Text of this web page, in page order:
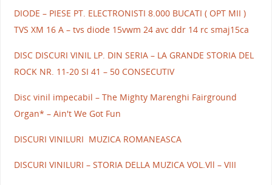
DIODE – PIESE PT. ELECTRONISTI 8.000 BUCATI ( OPT MII )
TVS XM 16 A – tvs diode 15vwm 24 avc ddr 14 rc smaj15ca
DISC DISCURI VINIL LP. DIN SERIA – LA GRANDE STORIA DEL
ROCK NR. 11-20 SI 41 – 50 CONSECUTIV
Disc vinil impecabil – The Mighty Marenghi Fairground
Organ* – Ain't We Got Fun
DISCURI VINILURI MUZICA ROMANEASCA
DISCURI VINILURI – STORIA DELLA MUZICA VOL.Vll – VIII